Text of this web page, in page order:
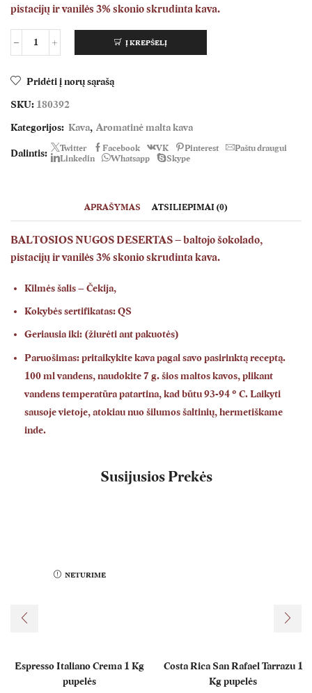
pistacijų ir vanilės 3% skonio skrudinta kava.
Baltosios
deserto
malta
kava
Į KREPŠELĮ
Pridėti į norų sąrašą
SKU: 180392
Kategorijos: Kava, Aromatinė malta kava
Dalintis: Twitter Facebook VK Pinterest
Paštu draugui
Linkedin
Whatsapp Skype
APRAŠYMAS ATSILIEPIMAI (0)
BALTOSIOS NUGOS DESERTAS – baltojo šokolado,
pistacijų ir vanilės 3% skonio skrudinta kava.
Kilmės šalis – Čekija,
Kokybės sertifikatas: QS
Geriausia iki: (žiurėti ant pakuotės)
Paruošimas: pritaikykite kava pagal savo pasirinktą receptą.
100 ml vandens, naudokite 7 g. šios maltos kavos, plikant
vandens temperatūra patartina, kad būtu 93-94 ° C. Laikyti
sausoje vietoje, atokiau nuo šilumos šaltinių, hermetiškame
inde.
Susijusios Prekės
NETURIME
Espresso Italiano Crema 1 Kg
pupelės
Costa Rica San Rafael Tarrazu 1
Kg pupelės